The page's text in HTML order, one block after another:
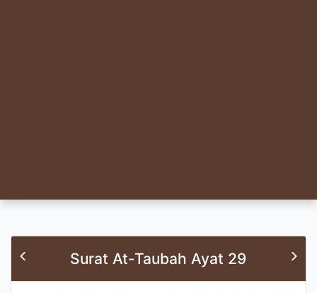
Surat At-Taubah Ayat 29